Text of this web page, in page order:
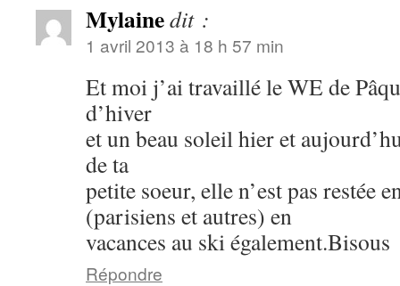
Mylainedit :
1 avril 2013 à 18 h 57 min
Et moi j’ai travaillé le WE de
d’hiver
et un beau soleil hier et
de ta
petite soeur, elle n’est pas restée
(parisiens et autres) en
vacances au ski également.Bisous
Répondre